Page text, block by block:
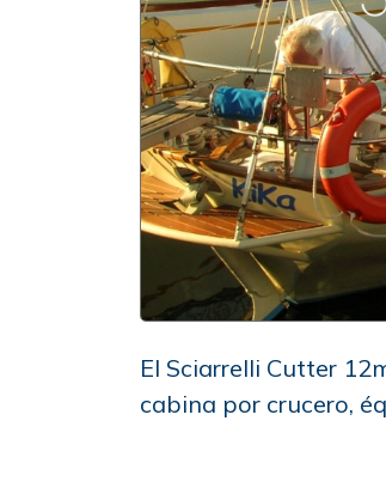
El Sciarrelli Cutter
cabina por crucero,